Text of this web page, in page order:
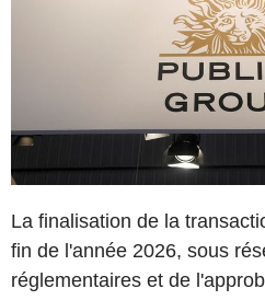
La finalisation de la
fin de l'année 2026, sous
réglementaires et de